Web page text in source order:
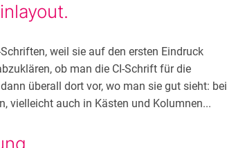
weil sie auf den ersten Eindruck
ob man die CI-Schrift für die
überall dort vor, wo man sie gut sieht: bei
vielleicht auch in Kästen und Kolumnen...